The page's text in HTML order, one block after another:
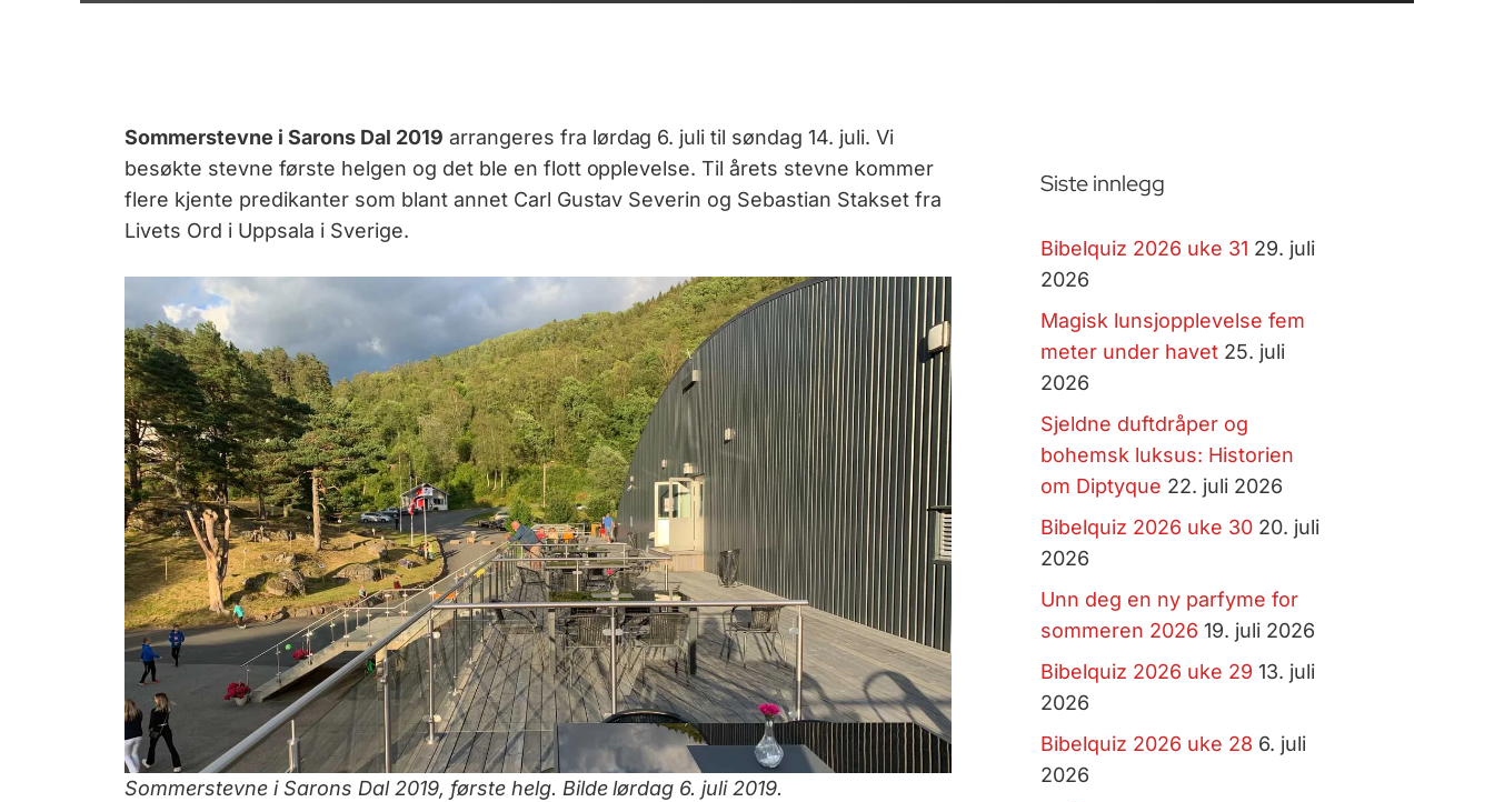
Sommerstevne i Sarons Dal 2019 arrangeres fra lørdag 6. juli til søndag 14. juli. Vi
besøkte stevne første helgen og det ble en flott opplevelse. Til årets stevne kommer
flere kjente predikanter som blant annet Carl Gustav Severin og Sebastian Stakset fra
Livets Ord i Uppsala i Sverige.
Sommerstevne i Sarons Dal 2019, første helg. Bilde lørdag 6. juli 2019.
Siste innlegg
Bibelquiz 2026 uke 31 29. juli
2026
Magisk lunsjopplevelse fem
meter under havet 25. juli
2026
Sjeldne duftdråper og
bohemsk luksus: Historien
om Diptyque 22. juli 2026
Bibelquiz 2026 uke 30 20. juli
2026
Unn deg en ny parfyme for
sommeren 2026 19. juli 2026
Bibelquiz 2026 uke 29 13. juli
2026
Bibelquiz 2026 uke 28 6. juli
2026